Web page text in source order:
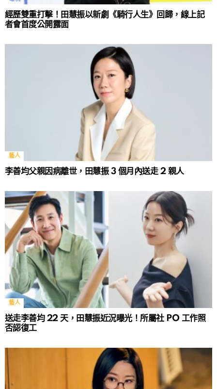
經歷雙重打擊！田慧振以新劇《騎行人生》回歸，線上記
者會首度公開露面
藝人
李善均父親因病離世，田慧振 3 個月內送走 2 親人
藝人
送走李善均 22 天，田慧振近況曝光！所屬社 PO 工作照
否認復工